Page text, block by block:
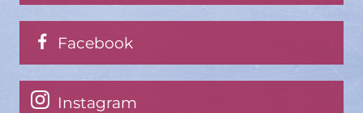
Facebook
Instagram